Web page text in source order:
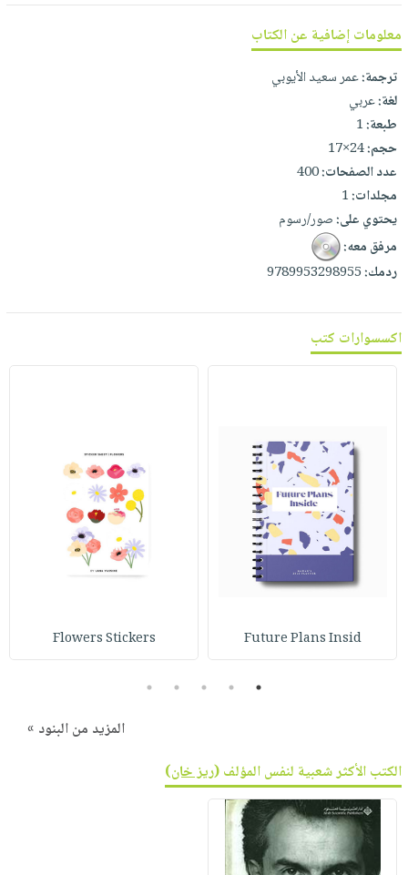
معنا
معلومات إضافية عن الكتاب
ترجمة:عمر سعيد الأيوبي
لغة:عربي
طبعة:1
حجم:24×17
عدد الصفحات:400
مجلدات:1
يحتوي على:صور/رسوم
مرفق معه:
ردمك:9789953298955
اكسسوارات كتب
Future Plans Insid
Flowers Stickers
1
2
3
4
5
المزيد من البنود »
الكتب الأكثر شعبية لنفس المؤلف (ريز خان)